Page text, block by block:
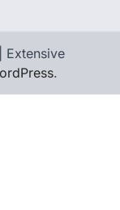
| Extensive
.